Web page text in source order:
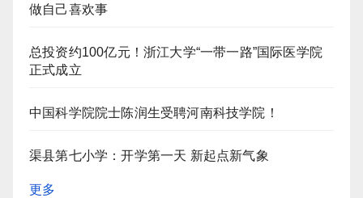
做自己喜欢事
总投资约100亿元！浙江大学“一带一路”国际医学院
正式成立
中国科学院院士陈润生受聘河南科技学院！
渠县第七小学：开学第一天 新起点新气象
更多